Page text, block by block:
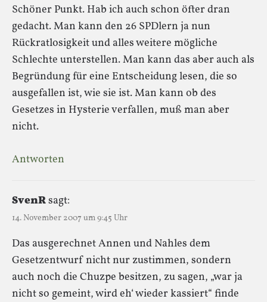
Schöner Punkt. Hab ich auch schon öfter dran
gedacht. Man kann den 26 SPDlern ja nun
Rückratlosigkeit und alles weitere mögliche
Schlechte unterstellen. Man kann das aber auch als
Begründung für eine Entscheidung lesen, die so
ausgefallen ist, wie sie ist. Man kann ob des
Gesetzes in Hysterie verfallen, muß man aber
nicht.
Antworten
SvenRsagt:
14. November 2007 um 9:45 Uhr
Das ausgerechnet Annen und Nahles dem
Gesetzentwurf nicht nur zustimmen, sondern
auch noch die Chuzpe besitzen, zu sagen, „war ja
nicht so gemeint, wird eh‘ wieder kassiert“ finde